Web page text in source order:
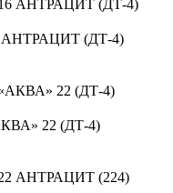
(ДТ-4)
22 (ДТ-4)